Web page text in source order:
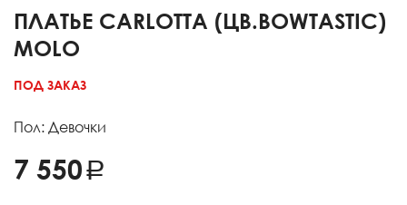
ПЛАТЬЕ CARLOTTA (ЦВ.BOWTASTIC)
MOLO
ПОД ЗАКАЗ
Пол: Девочки
7 550